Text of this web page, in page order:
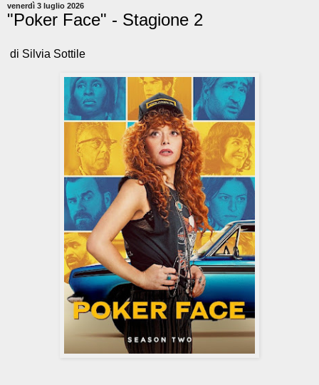
venerdì 3 luglio 2026
"Poker Face" - Stagione 2
di Silvia Sottile